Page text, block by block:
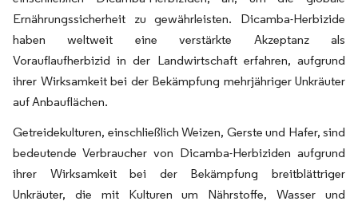
Ernährungssicherheit zu gewährleisten. Dicamba-Herbizide
haben weltweit eine verstärkte Akzeptanz als
Vorauflaufherbizid in der Landwirtschaft erfahren, aufgrund
ihrer Wirksamkeit bei der Bekämpfung mehrjähriger Unkräuter
auf Anbauflächen.
Getreidekulturen, einschließlich Weizen, Gerste und Hafer, sind
bedeutende Verbraucher von Dicamba-Herbiziden aufgrund
ihrer Wirksamkeit bei der Bekämpfung breitblättriger
Unkräuter, die mit Kulturen um Nährstoffe, Wasser und